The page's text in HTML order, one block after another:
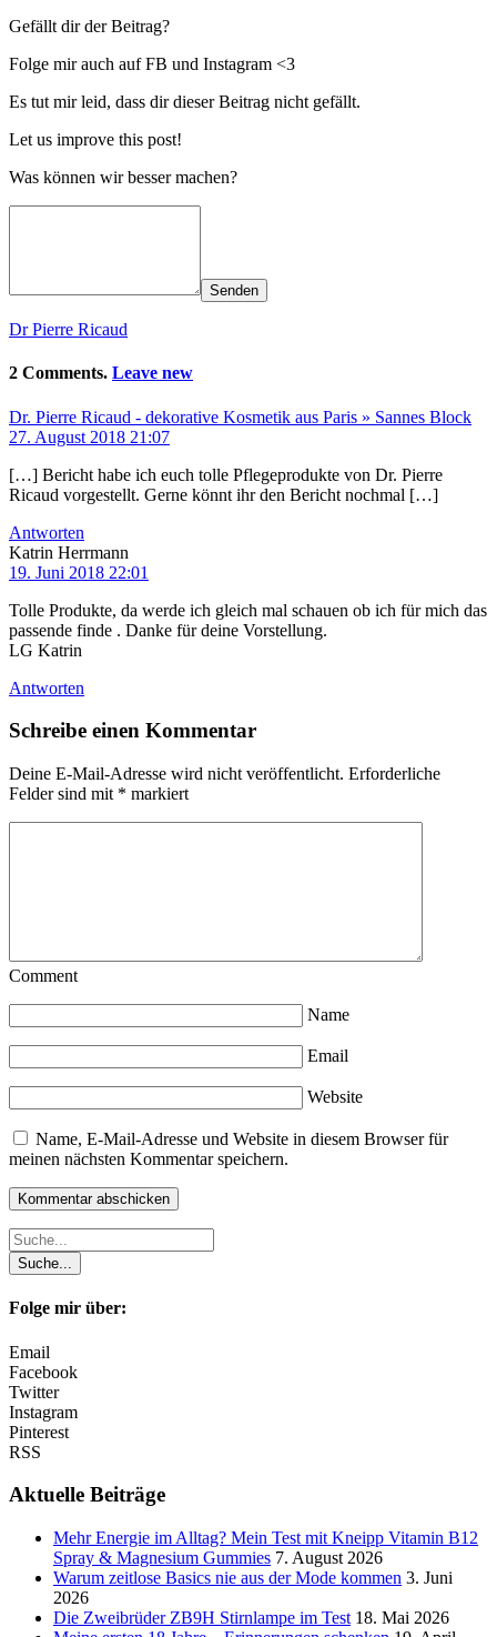
Gefällt dir der Beitrag?
Folge mir auch auf FB und Instagram <3
Es tut mir leid, dass dir dieser Beitrag nicht gefällt.
Let us improve this post!
Was können wir besser machen?
Senden
Dr Pierre Ricaud
2 Comments. Leave new
Dr. Pierre Ricaud - dekorative Kosmetik aus Paris » Sannes Block
27. August 2018 21:07
[…] Bericht habe ich euch tolle Pflegeprodukte von Dr. Pierre
Ricaud vorgestellt. Gerne könnt ihr den Bericht nochmal […]
Antworten
Katrin Herrmann
19. Juni 2018 22:01
Tolle Produkte, da werde ich gleich mal schauen ob ich für mich das
passende finde . Danke für deine Vorstellung.
LG Katrin
Antworten
Schreibe einen Kommentar
Deine E-Mail-Adresse wird nicht veröffentlicht. Erforderliche
Felder sind mit * markiert
Comment
Name
Email
Website
Name, E-Mail-Adresse und Website in diesem Browser für
meinen nächsten Kommentar speichern.
Folge mir über:
Email
Facebook
Twitter
Instagram
Pinterest
RSS
Aktuelle Beiträge
Mehr Energie im Alltag? Mein Test mit Kneipp Vitamin B12
Spray & Magnesium Gummies 7. August 2026
Warum zeitlose Basics nie aus der Mode kommen 3. Juni
2026
Die Zweibrüder ZB9H Stirnlampe im Test 18. Mai 2026